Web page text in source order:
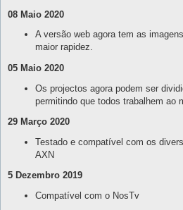
08 Maio 2020
A versão web agora tem as
maior rapidez.
05 Maio 2020
Os projectos agora podem ser
permitindo que todos trabalhem ao
29 Março 2020
Testado e compatível com os
AXN
5 Dezembro 2019
Compatível com o NosTv